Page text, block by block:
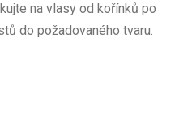
na vlasy od kořínků po
do požadovaného tvaru.